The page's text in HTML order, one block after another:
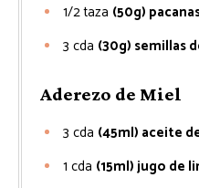
1/2taza (50g)
3 cda (30g) semillas
Aderezo de Miel
3 cda (45ml) aceite
1 cda (15ml) jugo de